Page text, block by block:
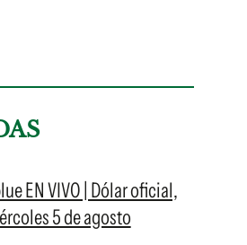
EN VIVO | Dólar oficial,
5 de agosto